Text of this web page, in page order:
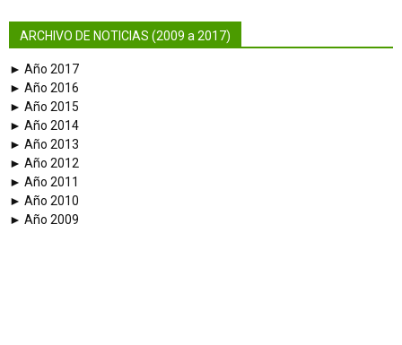
ARCHIVO DE NOTICIAS (2009 a 2017)
► Año 2017
► Año 2016
► Año 2015
► Año 2014
► Año 2013
► Año 2012
► Año 2011
► Año 2010
► Año 2009